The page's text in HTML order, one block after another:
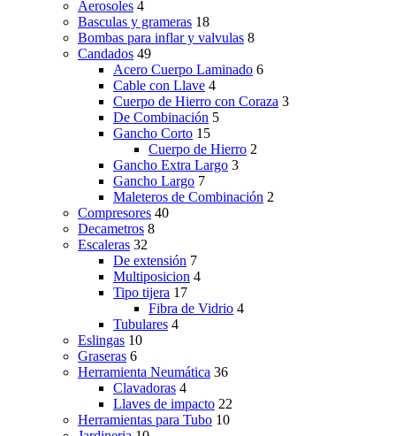
Aerosoles 4
Basculas y grameras 18
Bombas para inflar y valvulas 8
Candados 49
Acero Cuerpo Laminado 6
Cable con Llave 4
Cuerpo de Hierro con Coraza 3
De Combinación 5
Gancho Corto 15
Cuerpo de Hierro 2
Gancho Extra Largo 3
Gancho Largo 7
Maleteros de Combinación 2
Compresores 40
Decametros 8
Escaleras 32
De extensión 7
Multiposicion 4
Tipo tijera 17
Fibra de Vidrio 4
Tubulares 4
Eslingas 10
Graseras 6
Herramienta Neumática 36
Clavadoras 4
Llaves de impacto 22
Herramientas para Tubo 10